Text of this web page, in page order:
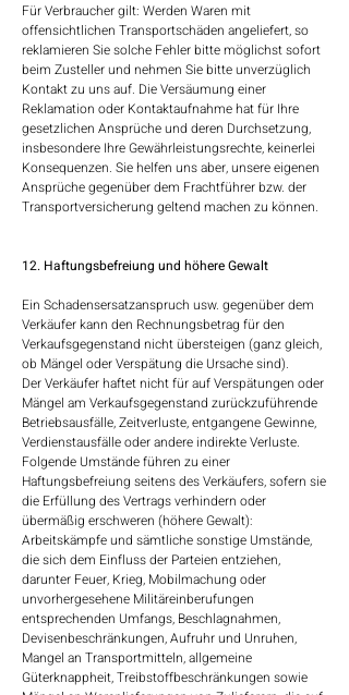
Für Verbraucher gilt: Werden Waren mit
offensichtlichen Transportschäden angeliefert, so
reklamieren Sie solche Fehler bitte möglichst sofort
beim Zusteller und nehmen Sie bitte unverzüglich
Kontakt zu uns auf. Die Versäumung einer
Reklamation oder Kontaktaufnahme hat für Ihre
gesetzlichen Ansprüche und deren Durchsetzung,
insbesondere Ihre Gewährleistungsrechte, keinerlei
Konsequenzen. Sie helfen uns aber, unsere eigenen
Ansprüche gegenüber dem Frachtführer bzw. der
Transportversicherung geltend machen zu können.
12. Haftungsbefreiung und höhere Gewalt
Ein Schadensersatzanspruch usw. gegenüber dem
Verkäufer kann den Rechnungsbetrag für den
Verkaufsgegenstand nicht übersteigen (ganz gleich,
ob Mängel oder Verspätung die Ursache sind).
Der Verkäufer haftet nicht für auf Verspätungen oder
Mängel am Verkaufsgegenstand zurückzuführende
Betriebsausfälle, Zeitverluste, entgangene Gewinne,
Verdienstausfälle oder andere indirekte Verluste.
Folgende Umstände führen zu einer
Haftungsbefreiung seitens des Verkäufers, sofern sie
die Erfüllung des Vertrags verhindern oder
übermäßig erschweren (höhere Gewalt):
Arbeitskämpfe und sämtliche sonstige Umstände,
die sich dem Einfluss der Parteien entziehen,
darunter Feuer, Krieg, Mobilmachung oder
unvorhergesehene Militäreinberufungen
entsprechenden Umfangs, Beschlagnahmen,
Devisenbeschränkungen, Aufruhr und Unruhen,
Mangel an Transportmitteln, allgemeine
Güterknappheit, Treibstoffbeschränkungen sowie